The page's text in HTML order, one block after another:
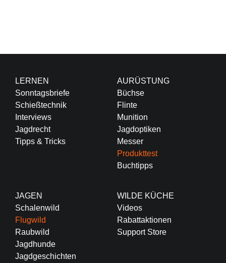
LERNEN
Sonntagsbriefe
Schießtechnik
Interviews
Jagdrecht
Tipps & Tricks
AURÜSTUNG
Büchse
Flinte
Munition
Jagdoptiken
Messer
Produkttest
Buchtipps
JAGEN
Schalenwild
Flugwild
Raubwild
Jagdhunde
Jagdgeschichten
WILDE KÜCHE
Videos
Rabattaktionen
Support Store